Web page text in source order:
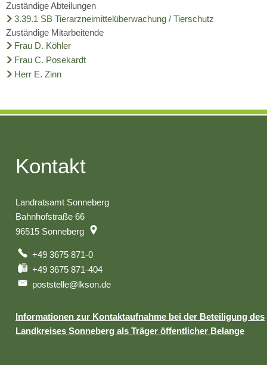
Zuständige Abteilungen
3.39.1 SB Tierarzneimittelüberwachung / Tierschutz
Zuständige Mitarbeitende
Frau D. Köhler
Frau C. Posekardt
Herr E. Zinn
Kontakt
Landratsamt Sonneberg
Bahnhofstraße 66
96515 Sonneberg
+49 3675 871-0
+49 3675 871-404
poststelle@lkson.de
Informationen zur Kontaktaufnahme bei der Beteiligung des
Landkreises Sonneberg als Träger öffentlicher Belange